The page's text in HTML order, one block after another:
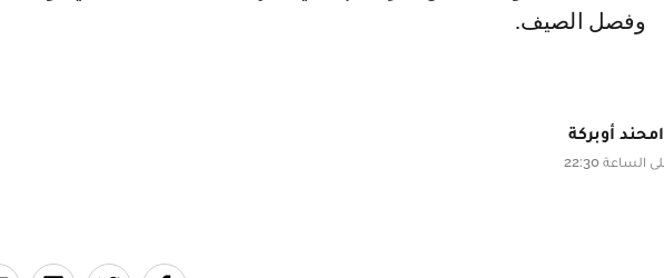
وفصل الصيف.
امحند أوبركة